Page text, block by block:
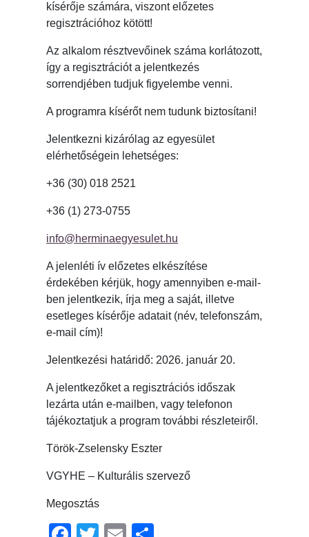
kísérője számára, viszont előzetes
regisztrációhoz kötött!
Az alkalom résztvevőinek száma korlátozott,
így a regisztrációt a jelentkezés
sorrendjében tudjuk figyelembe venni.
A programra kísérőt nem tudunk biztosítani!
Jelentkezni kizárólag az egyesület
elérhetőségein lehetséges:
+36 (30) 018 2521
+36 (1) 273-0755
info@herminaegyesulet.hu
A jelenléti ív előzetes elkészítése
érdekében kérjük, hogy amennyiben e-mail-
ben jelentkezik, írja meg a saját, illetve
esetleges kísérője adatait (név, telefonszám,
e-mail cím)!
Jelentkezési határidő: 2026. január 20.
A jelentkezőket a regisztrációs időszak
lezárta után e-mailben, vagy telefonon
tájékoztatjuk a program további részleteiről.
Török-Zselensky Eszter
VGYHE – Kulturális szervező
Megosztás